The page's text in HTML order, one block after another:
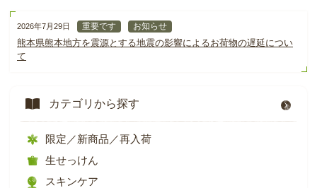
2026年7月29日 重要です お知らせ
熊本県熊本地方を震源とする地震の影響によるお荷物の遅延につい
て
カテゴリから探す
限定／新商品／再入荷
生せっけん
スキンケア